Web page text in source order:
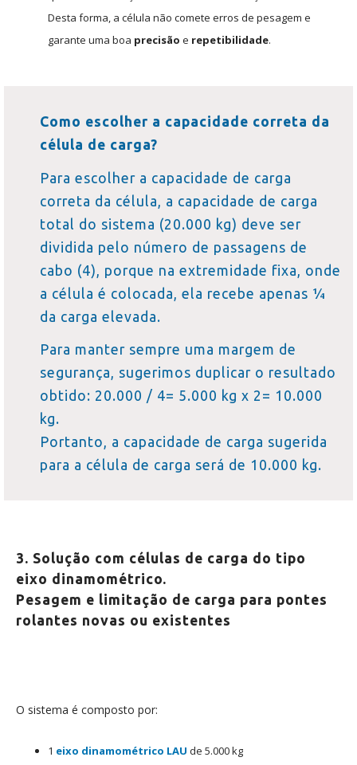
Desta forma, a célula não comete erros de pesagem e
garante uma boa precisão e repetibilidade.
Como escolher a capacidade correta da
célula de carga?
Para escolher a capacidade de carga
correta da célula, a capacidade de carga
total do sistema (20.000 kg) deve ser
dividida pelo número de passagens de
cabo (4), porque na extremidade fixa, onde
a célula é colocada, ela recebe apenas ¼
da carga elevada.
Para manter sempre uma margem de
segurança, sugerimos duplicar o resultado
obtido: 20.000 / 4= 5.000 kg x 2= 10.000
kg.
Portanto, a capacidade de carga sugerida
para a célula de carga será de 10.000 kg.
3. Solução com células de carga do tipo
eixo dinamométrico.
Pesagem e limitação de carga para pontes
rolantes novas ou existentes
O sistema é composto por:
1 eixo dinamométrico LAU de 5.000 kg